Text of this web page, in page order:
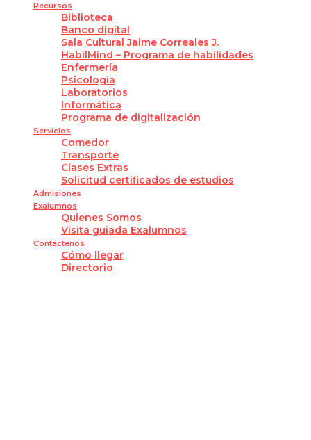
Recursos
Biblioteca
Banco digital
Sala Cultural Jaime Correales J.
HabilMind – Programa de habilidades
Enfermería
Psicología
Laboratorios
Informática
Programa de digitalización
Servicios
Comedor
Transporte
Clases Extras
Solicitud certificados de estudios
Admisiones
Exalumnos
Quienes Somos
Visita guiada Exalumnos
Contáctenos
Cómo llegar
Directorio